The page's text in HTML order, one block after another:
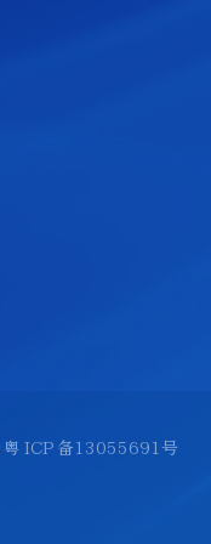
粤 ICP 备13055691号